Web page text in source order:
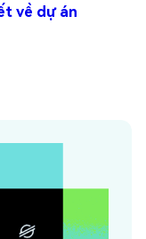
về dự án